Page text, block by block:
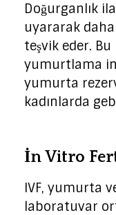
Doğurganlık
uyararak
teşvik eder.
yumurtlama
yumurta
kadınlarda
İn Vitro
IVF, yumurta
laboratuvar